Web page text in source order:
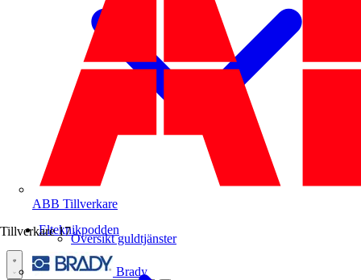
ABB Tillverkare
Tillverkare 17
Brady
Översikt guldtjänster
Elteknikpodden